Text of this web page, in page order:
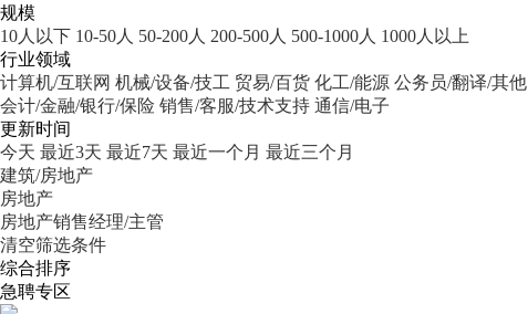
规模
10人以下 10-50人 50-200人 200-500人 500-1000人 1000人以上
行业领域
计算机/互联网 机械/设备/技工 贸易/百货 化工/能源 公务员/翻译/其他
会计/金融/银行/保险 销售/客服/技术支持 通信/电子
更新时间
今天 最近3天 最近7天 最近一个月 最近三个月
建筑/房地产
房地产
房地产销售经理/主管
清空筛选条件
综合排序
急聘专区